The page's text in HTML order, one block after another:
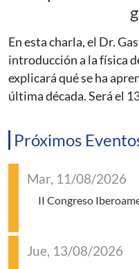
En esta charla, el Dr.
introducción a la física
explicará qué se ha
última década. Será el
Próximos
Mar, 11/08/2026
II Congreso
Jue, 13/08/2026